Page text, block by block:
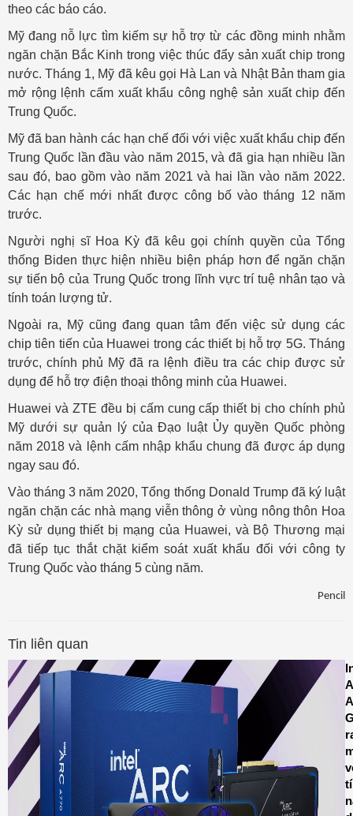
theo các báo cáo.
Mỹ đang nỗ lực tìm kiếm sự hỗ trợ từ các đồng minh nhằm
ngăn chặn Bắc Kinh trong việc thúc đẩy sản xuất chip trong
nước. Tháng 1, Mỹ đã kêu gọi Hà Lan và Nhật Bản tham gia
mở rộng lệnh cấm xuất khẩu công nghệ sản xuất chip đến
Trung Quốc.
Mỹ đã ban hành các hạn chế đối với việc xuất khẩu chip đến
Trung Quốc lần đầu vào năm 2015, và đã gia hạn nhiều lần
sau đó, bao gồm vào năm 2021 và hai lần vào năm 2022.
Các hạn chế mới nhất được công bố vào tháng 12 năm
trước.
Người nghị sĩ Hoa Kỳ đã kêu gọi chính quyền của Tổng
thống Biden thực hiện nhiều biện pháp hơn để ngăn chặn
sự tiến bộ của Trung Quốc trong lĩnh vực trí tuệ nhân tạo và
tính toán lượng tử.
Ngoài ra, Mỹ cũng đang quan tâm đến việc sử dụng các
chip tiên tiến của Huawei trong các thiết bị hỗ trợ 5G. Tháng
trước, chính phủ Mỹ đã ra lệnh điều tra các chip được sử
dụng để hỗ trợ điện thoại thông minh của Huawei.
Huawei và ZTE đều bị cấm cung cấp thiết bị cho chính phủ
Mỹ dưới sự quản lý của Đạo luật Ủy quyền Quốc phòng
năm 2018 và lệnh cấm nhập khẩu chung đã được áp dụng
ngay sau đó.
Vào tháng 3 năm 2020, Tổng thống Donald Trump đã ký luật
ngăn chặn các nhà mạng viễn thông ở vùng nông thôn Hoa
Kỳ sử dụng thiết bị mạng của Huawei, và Bộ Thương mại
đã tiếp tục thắt chặt kiểm soát xuất khẩu đối với công ty
Trung Quốc vào tháng 5 cùng năm.
Pencil
Tin liên quan